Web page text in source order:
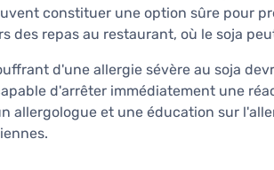
constituer une option sûre pour
des repas au restaurant, où le soja
d'une allergie sévère au soja
d'arrêter immédiatement une
allergologue et une éducation sur